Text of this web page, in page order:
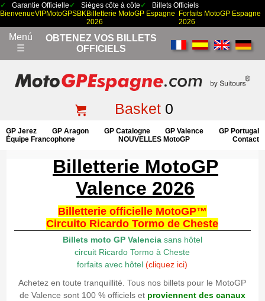
Garantie Officielle Sièges côte à côte
Billets Officiels
BienvenueVIPMotoGPSBKBilletterie MotoGP Espagne
2026
Forfaits MotoGP Espagne
2026
Menú
☰
OBTENEZ VOS BILLETS
OFFICIELS
Basket0
GP Jerez GP Aragon GP Catalogne GP Valence
GP Portugal
Équipe Francophone
NOUVELLES MotoGP Contact
Billetterie MotoGP
Valence 2026
Billetterie officielle MotoGP™
Circuito Ricardo Tormo de Cheste
Billets moto GP Valencia sans hôtel
circuit Ricardo Tormo à Cheste
forfaits avec hôtel(cliquez ici)
Achetez en toute tranquillité. Tous nos billets pour le MotoGP
de Valence sont 100 % officiels et proviennent des canaux